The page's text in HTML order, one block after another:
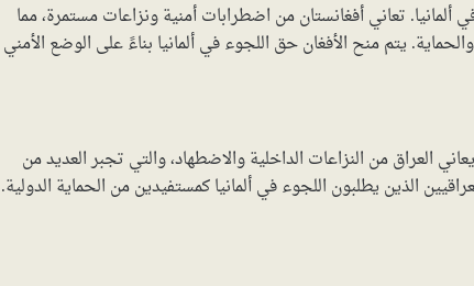
تعاني أفغانستان من اضطرابات أمنية ونزاعات مستمرة، مما
يتم منح الأفغان حق اللجوء في ألمانيا بناءً على الوضع الأمني
العراق من النزاعات الداخلية والاضطهاد، والتي تجبر العديد من
الذين يطلبون اللجوء في ألمانيا كمستفيدين من الحماية الدولية.